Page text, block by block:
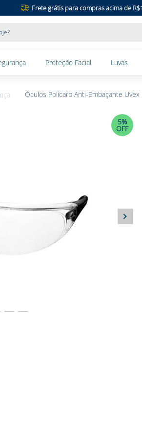
Frete grátis para compras acima de
Proteção Facial Luvas
Óculos Policarb Anti-Embaçante
5%
OFF